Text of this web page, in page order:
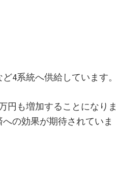
4系統へ供給しています。
円も増加することになりま
の効果が期待されていま